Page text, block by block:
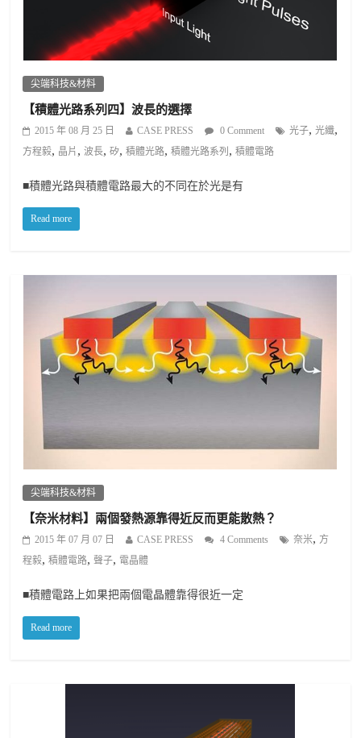
尖端科技&材料
【積體光路系列四】波長的選擇
2015 年 08 月 25 日 CASE PRESS 0 Comment 光子,光纖,
方程毅, 晶片 ,波長,矽,積體光路,積體光路系列 ,積體電路
■積體光路與積體電路最大的不同在於光是有
Read more
尖端科技&材料
【奈米材料】兩個發熱源靠得近反而更能散熱？
2015 年 07 月 07 日 CASE PRESS 4 Comments 奈米, 方
程毅,積體電路,聲子, 電晶體
■積體電路上如果把兩個電晶體靠得很近一定
Read more